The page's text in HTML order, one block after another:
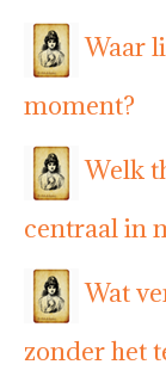
Waar
moment?
Welk
centraal in
Wat
zonder het